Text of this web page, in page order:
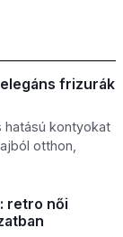
frizurák
hatású kontyokat
otthon,
retro női